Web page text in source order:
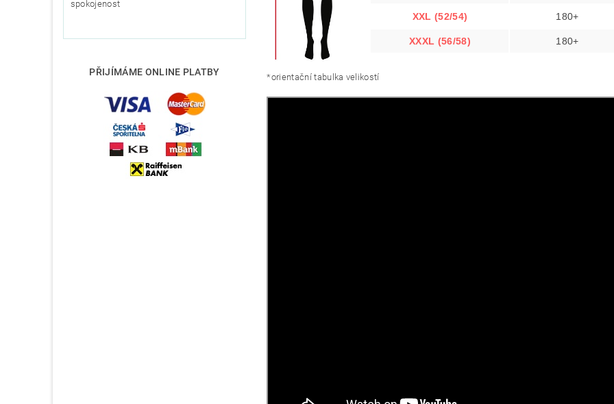
spokojenost
PŘIJÍMÁME ONLINE PLATBY
XXL (52/54) 180+
XXXL (56/58) 180+
*orientační tabulka velikostí